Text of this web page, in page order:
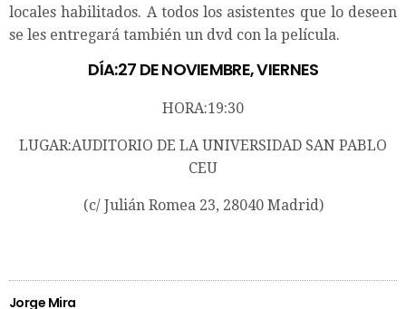
locales habilitados. A todos los asistentes que lo deseen
se les entregará también un dvd con la película.
DÍA:27 DE NOVIEMBRE, VIERNES
HORA:19:30
LUGAR:AUDITORIO DE LA UNIVERSIDAD SAN PABLO
CEU
(c/ Julián Romea 23, 28040 Madrid)
Jorge Mira